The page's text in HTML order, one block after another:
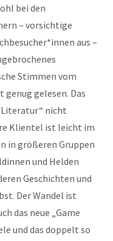
bei den
– vorsichtige
aus –
Stimmen vom
gelesen. Das
Literatur“ nicht
Klientel ist leicht im
in größeren Gruppen
und Helden
Geschichten und
Der Wandel ist
das neue „Game
und das doppelt so